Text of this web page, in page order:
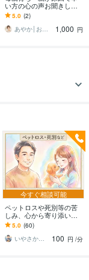
い方の心の声お聞きしま
す 誰にも言えない本音、
ここで吐き出してくださ
いね
5.0 (2)
あやか│お悩み相談室
1,000 円
今すぐ相談可能
ペットロスや死別等の苦
しみ、心から寄り添いま
す 止まった時計の針、無
理に動かさなくて大丈夫
ですから
5.0 (60)
いやさか☆やすらぎの傾聴者
100 円 /分